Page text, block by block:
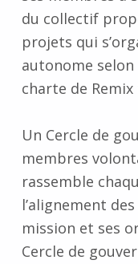
du collectif
projets qui
autonome
charte de
Un Cercle de
membres
rassemble
l’alignement
mission et ses
Cercle de